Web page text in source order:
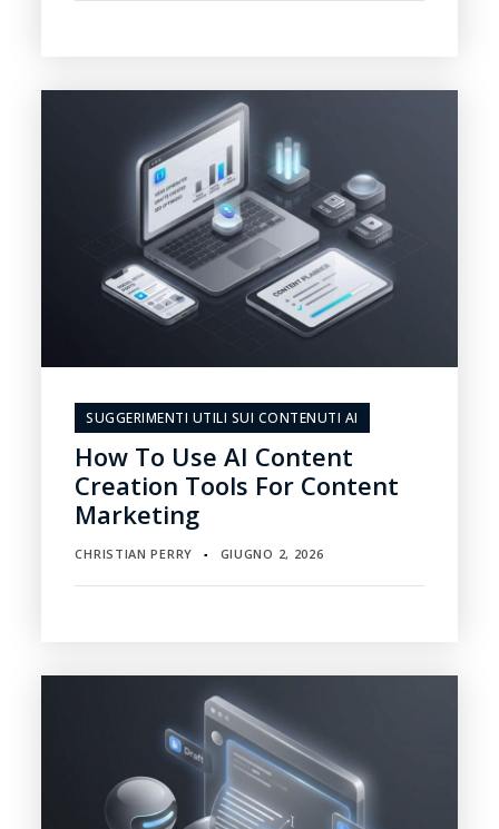
SUGGERIMENTI UTILI SUI CONTENUTI AI
How To Use AI Content
Creation Tools For Content
Marketing
CHRISTIAN PERRY ▪ GIUGNO 2, 2026